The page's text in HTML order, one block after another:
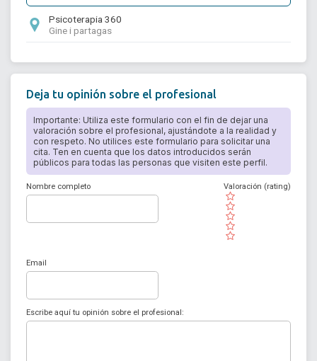
Psicoterapia 360
Gine i partagas
Deja tu opinión sobre el profesional
Importante: Utiliza este formulario con el fin de dejar una
valoración sobre el profesional, ajustándote a la realidad y
con respeto. No utilices este formulario para solicitar una
cita. Ten en cuenta que los datos introducidos serán
públicos para todas las personas que visiten este perfil.
Nombre completo
( )
( )
( )
( )
( )
Valoración (rating)
Email
Escribe aquí tu opinión sobre el profesional: